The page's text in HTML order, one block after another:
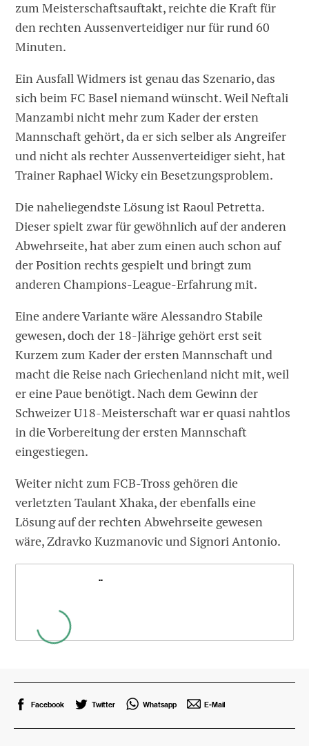
zum Meisterschaftsauftakt, reichte die Kraft für
den rechten Aussenverteidiger nur für rund 60
Minuten.
Ein Ausfall Widmers ist genau das Szenario, das
sich beim FC Basel niemand wünscht. Weil Neftali
Manzambi nicht mehr zum Kader der ersten
Mannschaft gehört, da er sich selber als Angreifer
und nicht als rechter Aussenverteidiger sieht, hat
Trainer Raphael Wicky ein Besetzungsproblem.
Die naheliegendste Lösung ist Raoul Petretta.
Dieser spielt zwar für gewöhnlich auf der anderen
Abwehrseite, hat aber zum einen auch schon auf
der Position rechts gespielt und bringt zum
anderen Champions-League-Erfahrung mit.
Eine andere Variante wäre Alessandro Stabile
gewesen, doch der 18-Jährige gehört erst seit
Kurzem zum Kader der ersten Mannschaft und
macht die Reise nach Griechenland nicht mit, weil
er eine Paue benötigt. Nach dem Gewinn der
Schweizer U18-Meisterschaft war er quasi nahtlos
in die Vorbereitung der ersten Mannschaft
eingestiegen.
Weiter nicht zum FCB-Tross gehören die
verletzten Taulant Xhaka, der ebenfalls eine
Lösung auf der rechten Abwehrseite gewesen
wäre, Zdravko Kuzmanovic und Signori Antonio.
...
Facebook Twitter Whatsapp E-Mail